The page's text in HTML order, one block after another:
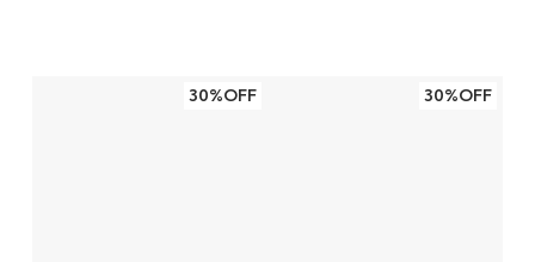
30%OFF 30%OFF